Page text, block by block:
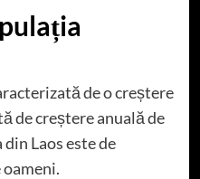
de o creștere
de creștere anuală de
Laos este de